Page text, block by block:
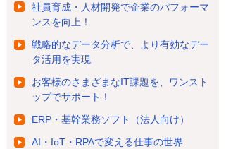
社員育成・人材開発で企業のパフォーマ
ンスを向上！
戦略的なデータ分析で、より有効なデー
タ活用を実現
お客様のさまざまなIT課題を、ワンスト
ップでサポート！
ERP・基幹業務ソフト（法人向け）
AI・IoT・RPAで変える仕事の世界